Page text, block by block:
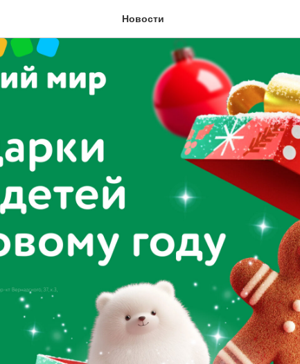
Новости